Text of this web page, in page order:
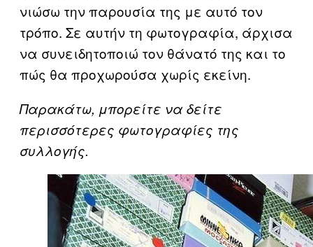
νιώσω την παρουσία της με αυτό τον
τρόπο. Σε αυτήν τη φωτογραφία, άρχισα
να συνειδητοποιώ τον θάνατό της και το
πώς θα προχωρούσα χωρίς εκείνη.
Παρακάτω, μπορείτε να δείτε
περισσότερες φωτογραφίες της
συλλογής.